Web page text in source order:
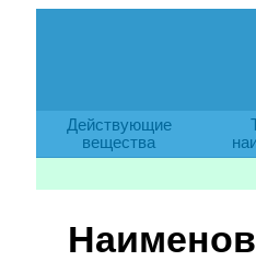
Действующие
вещества